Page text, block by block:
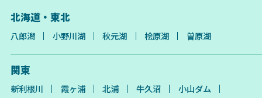
北海道・東北
八郎潟 小野川湖 秋元湖 桧原湖 曽原湖
関東
新利根川 霞ヶ浦 北浦 牛久沼
小山ダム